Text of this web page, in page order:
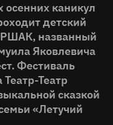
каникул
детский
названный
Яковлевича
Фестиваль
Театр-Театр
сказкой
«Летучий